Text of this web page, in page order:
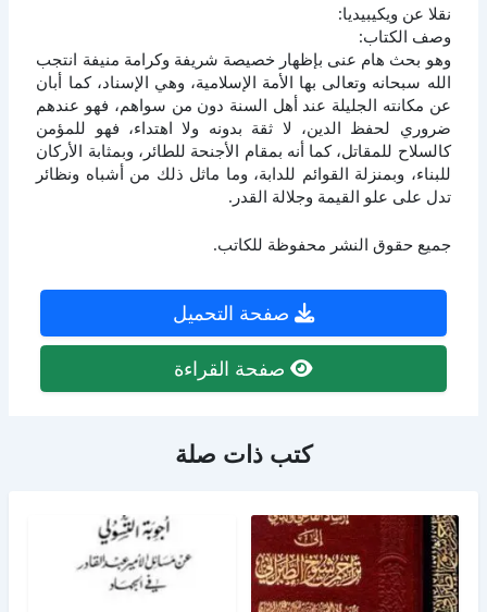
نقلا عن ويكيبيديا:
وصف الكتاب:
وهو بحث هام عنى بإظهار خصيصة شريفة وكرامة منيفة انتجب
الله سبحانه وتعالى بها الأمة الإسلامية، وهي الإسناد، كما أبان
عن مكانته الجليلة عند أهل السنة دون من سواهم، فهو عندهم
ضروري لحفظ الدين، لا ثقة بدونه ولا اهتداء، فهو للمؤمن
كالسلاح للمقاتل، كما أنه بمقام الأجنحة للطائر، وبمثابة الأركان
للبناء، وبمنزلة القوائم للدابة، وما ماثل ذلك من أشباه ونظائر
تدل على علو القيمة وجلالة القدر.
جميع حقوق النشر محفوظة للكاتب.
صفحة التحميل
صفحة القراءة
كتب ذات صلة